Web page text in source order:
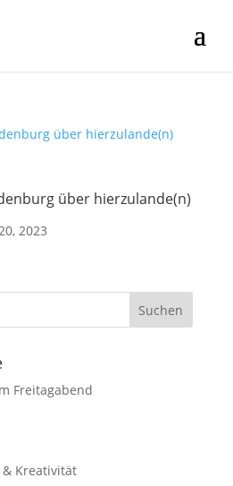
über hierzulande(n)
2023
Freitagabend
Kreativität